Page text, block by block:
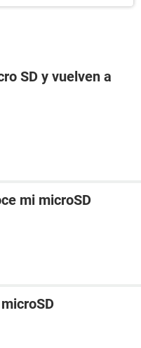
SD y vuelven a
mi microSD